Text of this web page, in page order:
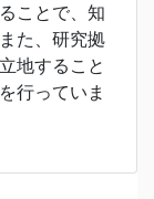
ことで、知
た、研究拠
地すること
行っていま